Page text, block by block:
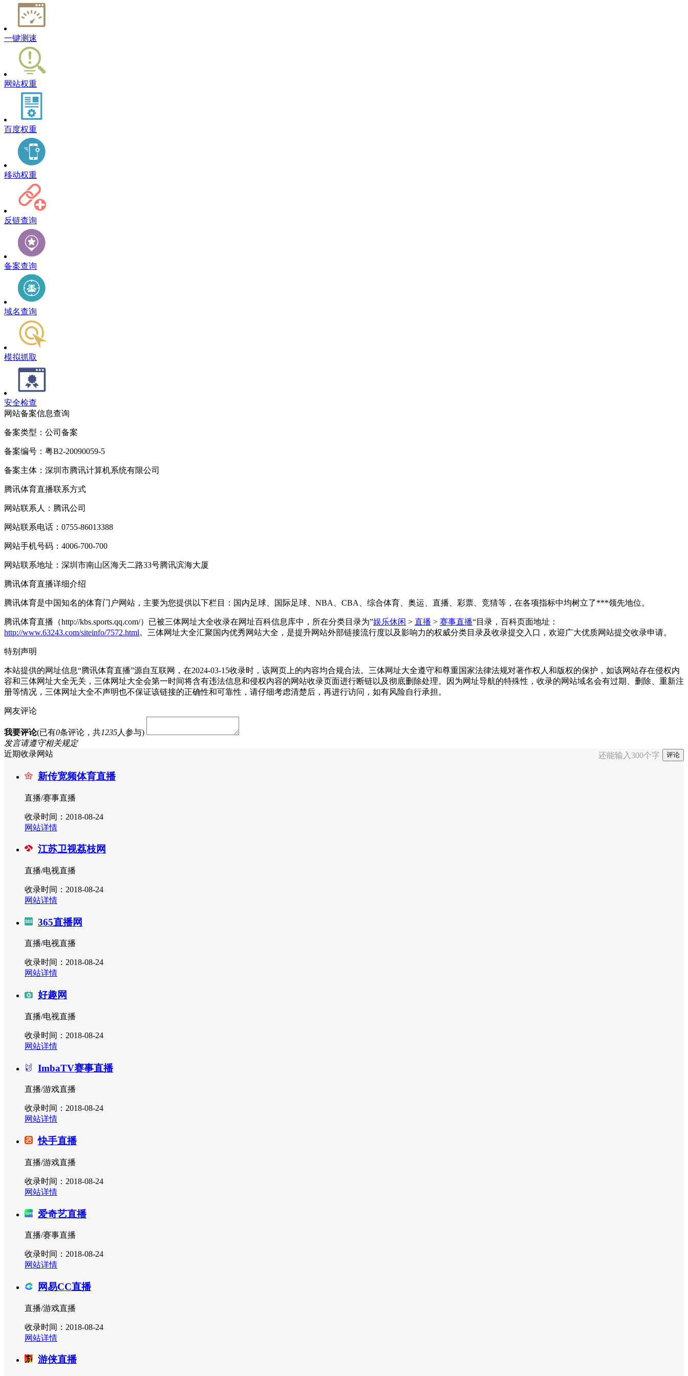
一键测速
网站权重
百度权重
移动权重
反链查询
备案查询
域名查询
模拟抓取
安全检查
网站备案信息查询
备案类型：公司备案
备案编号：粤B2-20090059-5
备案主体：深圳市腾讯计算机系统有限公司
腾讯体育直播联系方式
网站联系人：腾讯公司
网站联系电话：0755-86013388
网站手机号码：4006-700-700
网站联系地址：深圳市南山区海天二路33号腾讯滨海大厦
腾讯体育直播详细介绍
腾讯体育是中国知名的体育门户网站，主要为您提供以下栏目：国内足球、国际足球、NBA、CBA、综合体育、奥运、直播、彩票、竞猜等，在各项指标中均树立了***领先地位。
腾讯体育直播（http://kbs.sports.qq.com/）已被三体网址大全收录在网址百科信息库中，所在分类目录为”娱乐休闲 > 直播 > 赛事直播“目录，百科页面地址：
http://www.63243.com/siteinfo/7572.html。三体网址大全汇聚国内优秀网站大全，是提升网站外部链接流行度以及影响力的权威分类目录及收录提交入口，欢迎广大优质网站提交收录申请。
特别声明
本站提供的网址信息“腾讯体育直播”源自互联网，在2024-03-15收录时，该网页上的内容均合规合法。三体网址大全遵守和尊重国家法律法规对著作权人和版权的保护，如该网站存在侵权内
容和三体网址大全无关，三体网址大全会第一时间将含有违法信息和侵权内容的网站收录页面进行断链以及彻底删除处理。因为网址导航的特殊性，收录的网站域名会有过期、删除、重新注
册等情况，三体网址大全不声明也不保证该链接的正确性和可靠性，请仔细考虑清楚后，再进行访问，如有风险自行承担。
网友评论
我要评论(已有0条评论，共1235人参与)
发言请遵守相关规定
还能输入 300个字
近期收录网站
新传宽频体育直播
直播/赛事直播
收录时间：2018-08-24
网站详情
江苏卫视荔枝网
直播/电视直播
收录时间：2018-08-24
网站详情
365直播网
直播/电视直播
收录时间：2018-08-24
网站详情
好趣网
直播/电视直播
收录时间：2018-08-24
网站详情
ImbaTV赛事直播
直播/游戏直播
收录时间：2018-08-24
网站详情
快手直播
直播/游戏直播
收录时间：2018-08-24
网站详情
爱奇艺直播
直播/赛事直播
收录时间：2018-08-24
网站详情
网易CC直播
直播/游戏直播
收录时间：2018-08-24
网站详情
游侠直播